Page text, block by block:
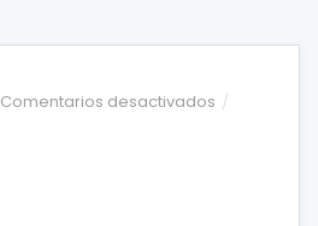
Comentarios desactivados en